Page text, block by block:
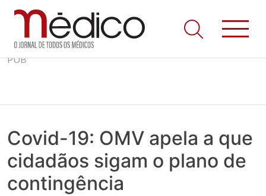
Skip
to
Jornal Médico
Médico – O Jornal de Todos os Médicos. Onde as notícias
PUB
Covid-19: OMV apela a que
cidadãos sigam o plano de
contingência